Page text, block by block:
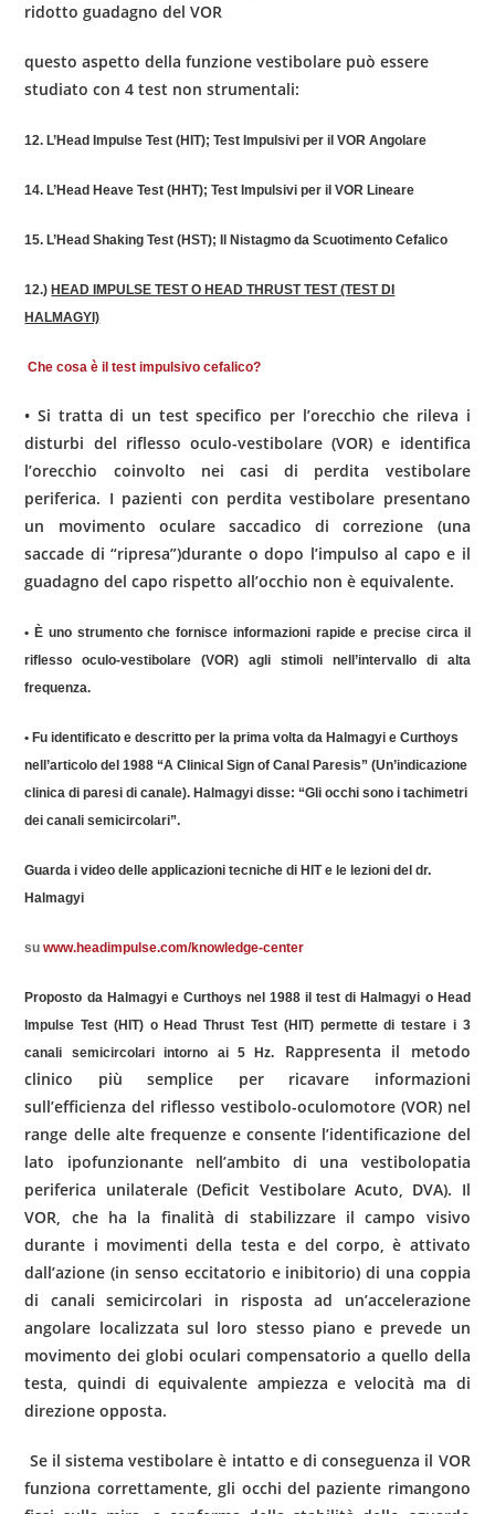
ridotto guadagno del VOR
questo aspetto della funzione vestibolare può essere
studiato con 4 test non strumentali:
12. L’Head Impulse Test (HIT); Test Impulsivi per il VORAngolare
14. L’Head Heave Test (HHT); Test Impulsivi per il VOR Lineare
15. L’HeadShaking Test (HST); Il Nistagmo da Scuotimento Cefalico
12.) HEAD IMPULSE TEST O HEADTHRUSTTEST (TEST DI
HALMAGYI)
Che cosa è il test impulsivo cefalico?
• Si tratta di un test specifico per l’orecchio che rileva i
disturbi del riflesso oculo-vestibolare (VOR) e identifica
l’orecchio coinvolto nei casi di perdita vestibolare
periferica. I pazienti con perdita vestibolare presentano
un movimento oculare saccadico di correzione (una
saccade di “ripresa”)durante o dopo l’impulso al capo e il
guadagno del capo rispetto all’occhio non è equivalente.
• È uno strumento che fornisce informazioni rapide e precise circa il
riflesso oculo-vestibolare (VOR) agli stimoli nell’intervallo di alta
frequenza.
• Fu identificato e descritto per la prima volta da Halmagyi eCurthoys
nell’articolo del 1988 “A ClinicalSign of Canal Paresis” (Un’indicazione
clinica di paresi di canale). Halmagyi disse: “Gli occhi sono i tachimetri
dei canali semicircolari”.
Guarda i video delle applicazioni tecniche di HIT e le lezioni del dr.
Halmagyi
suwww.headimpulse.com/knowledge-center
Proposto da Halmagyie Curthoys nel 1988 il test di Halmagyi o Head
lmpulse Test (HIT) o HeadThrust Test (HIT) permette di testare i 3
canali semicircolari intorno ai 5 Hz.
Rappresenta il metodo
clinico più semplice per ricavare informazioni
sull’efficienza del riflesso vestibolo-oculomotore (VOR) nel
range delle alte frequenze e consente l’identificazione del
lato ipofunzionante nell’ambito di una vestibolopatia
periferica unilaterale (Deficit Vestibolare Acuto, DVA). Il
VOR, che ha la finalità di stabilizzare il campo visivo
durante i movimenti della testa e del corpo, è attivato
dall’azione (in senso eccitatorio e inibitorio) di una coppia
di canali semicircolari in risposta ad un’accelerazione
angolare localizzata sul loro stesso piano e prevede un
movimento dei globi oculari compensatorio a quello della
testa, quindi di equivalente ampiezza e velocità ma di
direzione opposta.
Se il sistema vestibolare è intatto e di conseguenza il VOR
funziona correttamente, gli occhi del paziente rimangono